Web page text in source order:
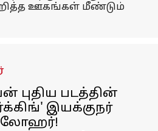
ஊகங்கள் மீண்டும்
புதிய படத்தின்
இயக்குநர்
லோஹர்!